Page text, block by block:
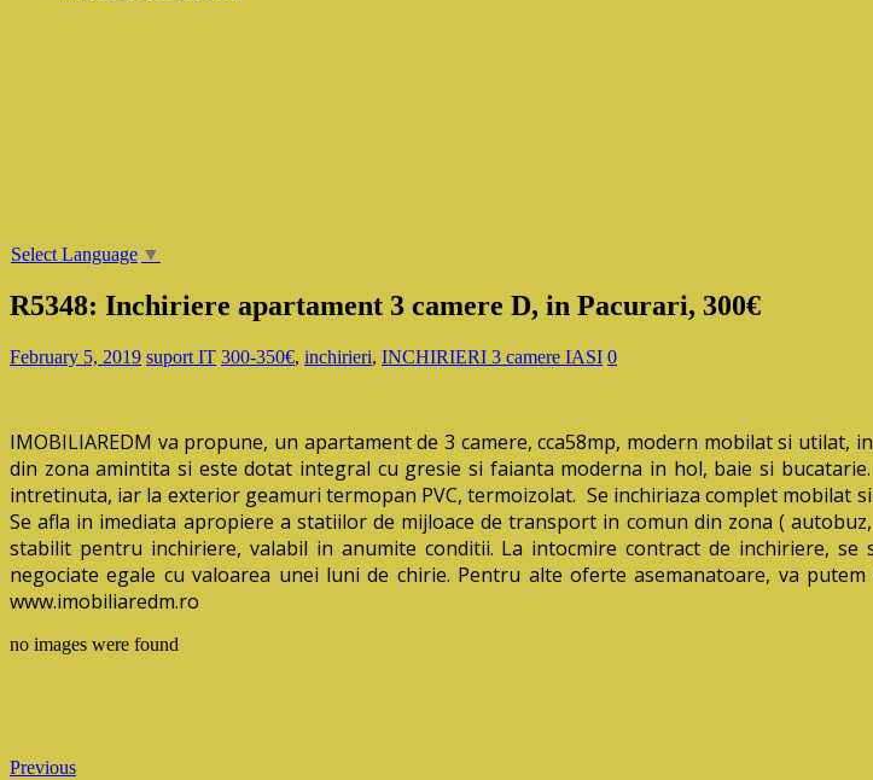
Select Language ▼
R5348: Inchiriere apartament 3 camere D, in Pacurari, 300€
February 5, 2019 suport IT 300-350€, inchirieri, INCHIRIERI 3 camere IASI 0
IMOBILIAREDM va propune, un apartament de 3 camere, cca58mp, modern mobilat si utilat,
din zona amintita si este dotat integral cu gresie si faianta moderna in hol, baie si
intretinuta, iar la exterior geamuri termopan PVC, termoizolat. Se inchiriaza complet mobilat
Se afla in imediata apropiere a statiilor de mijloace de transport in comun din zona (
stabilit pentru inchiriere, valabil in anumite conditii. La intocmire contract de inchiriere,
negociate egale cu valoarea unei luni de chirie. Pentru alte oferte asemanatoare, va
www.imobiliaredm.ro
no images were found
Previous